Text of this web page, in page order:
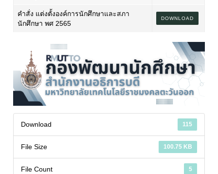
คำสั่ง แต่งตั้งองค์การนักศึกษาและสภา
นักศึกษา พศ 2565
DOWNLOAD
115
Download
100.75 KB
File Size
5
File Count